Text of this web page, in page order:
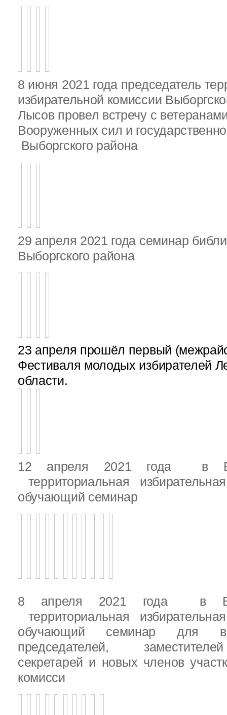
8 июня 2021 года председатель
избирательной комиссии
Лысов провел встречу с
Вооруженных сил и
Выборгского района
29 апреля 2021 года семинар
Выборгского района
23 апреля прошёл первый
Фестиваля молодых избирателей
области.
12 апреля 2021 года в
территориальная
обучающий семинар
8 апреля 2021 года в
территориальная
обучающий семинар для
председателей,
секретарей и новых членов
комисси